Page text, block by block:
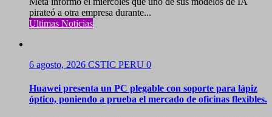
pirateó a otra empresa durante...
Ultimas Noticias
6 agosto, 2026 CSTIC PERU 0
Huawei presenta un PC plegable con soporte para lápiz
óptico, poniendo a prueba el mercado de oficinas flexibles.